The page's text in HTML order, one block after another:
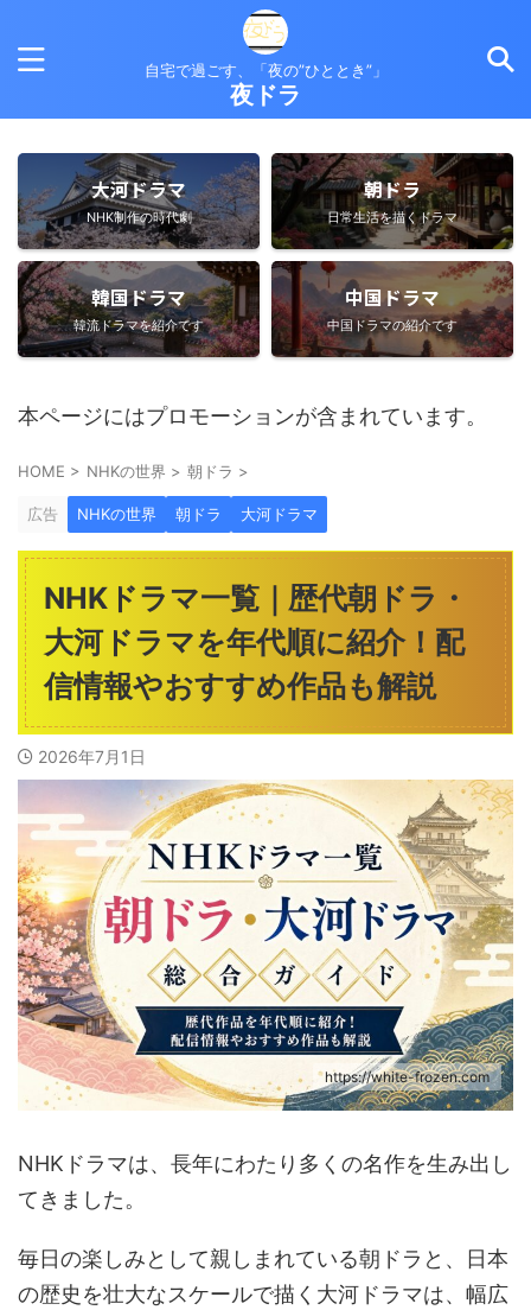
自宅で過ごす、「夜の”ひととき”」
夜ドラ
大河ドラマ
NHK制作の時代劇
朝ドラ
日常生活を描くドラマ
韓国ドラマ
韓流ドラマを紹介です
中国ドラマ
中国ドラマの紹介です
本ページにはプロモーションが含まれています。
HOME > NHKの世界 > 朝ドラ >
広告 NHKの世界 朝ドラ 大河ドラマ
NHKドラマ一覧｜歴代朝ドラ・
大河ドラマを年代順に紹介！配
信情報やおすすめ作品も解説
2026年7月1日
https://white-frozen.com
NHKドラマは、長年にわたり多くの名作を生み出し
てきました。
毎日の楽しみとして親しまれている朝ドラと、日本
の歴史を壮大なスケールで描く大河ドラマは、幅広